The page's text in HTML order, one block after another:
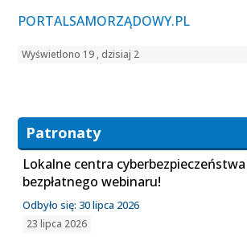
PORTALSAMORZĄDOWY.PL
Wyświetlono 19 , dzisiaj 2
Patronaty
Lokalne centra
bezpłatnego webinaru!
Odbyło się: 30 lipca 2026
23 lipca 2026